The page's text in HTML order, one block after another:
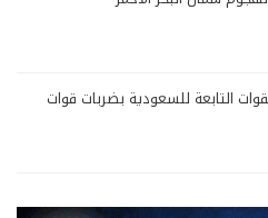
التابعة للسعودية بضربات قوات